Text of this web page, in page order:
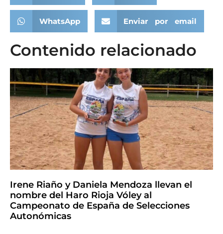
WhatsApp Enviar por email
Contenido relacionado
Irene Riaño y Daniela Mendoza llevan el
nombre del Haro Rioja Vóley al
Campeonato de España de Selecciones
Autonómicas